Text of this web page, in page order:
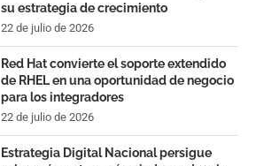
su estrategia de crecimiento
22 de julio de 2026
Red Hat convierte el soporte extendido
de RHEL en una oportunidad de negocio
para los integradores
22 de julio de 2026
Estrategia Digital Nacional persigue